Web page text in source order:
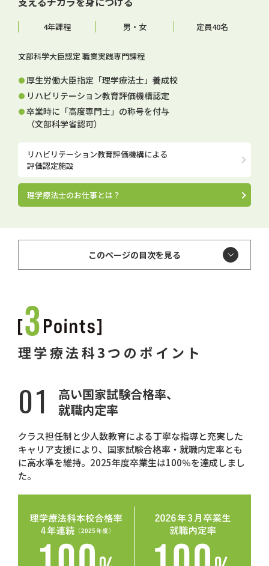
4年課程 男・女 定員40名
文部科学大臣認定 職業実践専門課程
厚生労働大臣指定「理学療法士」養成校
リハビリテーション教育評価機構認定
卒業時に「高度専門士」の称号を付与
（文部科学省認可）
リハビリテーション教育評価機構による
評価認定施設
理学療法士のお仕事とは？
このページの目次を見る
理学療法科3つのポイント
01
高い国家試験合格率、
就職内定率
クラス担任制と少人数教育による丁寧な指導と充実した
キャリア支援により、国家試験合格率・就職内定率とも
に高水準を維持。2025年度卒業生は100％を達成しまし
た。